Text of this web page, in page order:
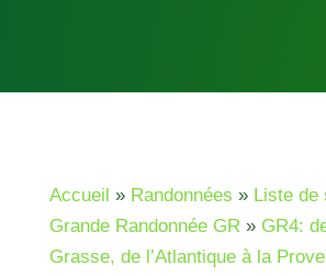
Accueil » Randonnées » Liste de
Grande Randonnée GR» GR4:
Grasse, de l’Atlantique à la